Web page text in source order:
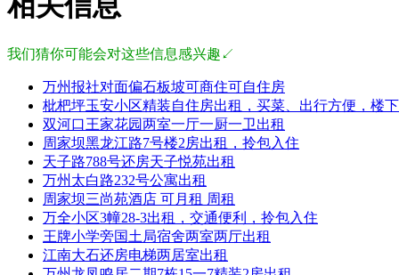
我们猜你可能会对这些信息感兴趣↙
万州报社对面偏石板坡可商住可自住房
枇杷坪玉安小区精装自住房出租，买菜、出行方便，楼
双河口王家花园两室一厅一厨一卫出租
周家坝黑龙江路7号楼2房出租，拎包入住
天子路788号还房天子悦苑出租
万州太白路232号公寓出租
周家坝三尚苑酒店 可月租 周租
万全小区3幢28-3出租，交通便利，拎包入住
王牌小学旁国土局宿舍两室两厅出租
江南大石还房电梯两居室出租